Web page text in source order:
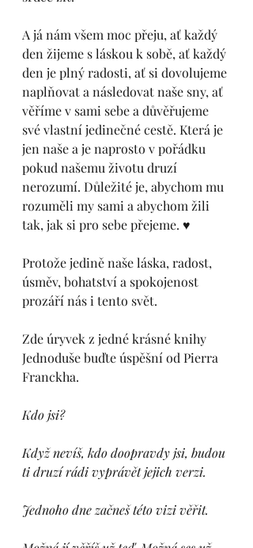
A já nám všem moc přeju, ať každý
den žijeme s láskou k sobě, ať každý
den je plný radosti, ať si dovolujeme
naplňovat a následovat naše sny, ať
věříme v sami sebe a důvěřujeme
své vlastní jedinečné cestě. Která je
jen naše a je naprosto v pořádku
pokud našemu životu druzí
nerozumí. Důležité je, abychom mu
rozuměli my sami a abychom žili
tak, jak si pro sebe přejeme. ♥️
Protože jedině naše láska, radost,
úsměv, bohatství a spokojenost
prozáří nás i tento svět.
Zde úryvek z jedné krásné knihy
Jednoduše buďte úspěšní od Pierra
Franckha.
Kdo jsi?
Když nevíš, kdo doopravdy jsi, budou
ti druzí rádi vyprávět jejich verzi.
Jednoho dne začneš této vizi věřit.